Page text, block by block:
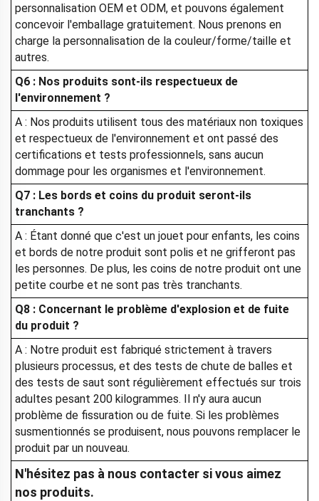
personnalisation OEM et ODM, et pouvons également
concevoir l'emballage gratuitement. Nous prenons en
charge la personnalisation de la couleur/forme/taille et
autres.
Q6 : Nos produits sont-ils respectueux de
l'environnement ?
A : Nos produits utilisent tous des matériaux non toxiques
et respectueux de l'environnement et ont passé des
certifications et tests professionnels, sans aucun
dommage pour les organismes et l'environnement.
Q7 : Les bords et coins du produit seront-ils
tranchants ?
A : Étant donné que c'est un jouet pour enfants, les coins
et bords de notre produit sont polis et ne grifferont pas
les personnes. De plus, les coins de notre produit ont une
petite courbe et ne sont pas très tranchants.
Q8 : Concernant le problème d'explosion et de fuite
du produit ?
A : Notre produit est fabriqué strictement à travers
plusieurs processus, et des tests de chute de balles et
des tests de saut sont régulièrement effectués sur trois
adultes pesant 200 kilogrammes. Il n'y aura aucun
problème de fissuration ou de fuite. Si les problèmes
susmentionnés se produisent, nous pouvons remplacer le
produit par un nouveau.
N'hésitez pas à nous contacter si vous aimez
nos produits.